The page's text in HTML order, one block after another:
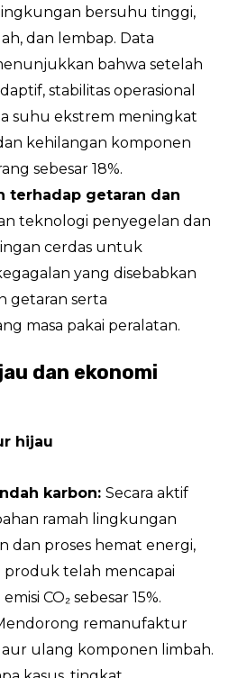
bersuhu tinggi,
dan lembap. Data
bahwa setelah
stabilitas operasional
suhu ekstrem meningkat
kehilangan komponen
sebesar 18%.
terhadap getaran dan
teknologi penyegelan dan
cerdas untuk
yang disebabkan
getaran serta
masa pakai peralatan.
dan ekonomi
hijau
karbon: Secara aktif
ramah lingkungan
dan proses hemat energi,
produk telah mencapai
CO₂ sebesar 15%.
remanufaktur
ulang komponen limbah.